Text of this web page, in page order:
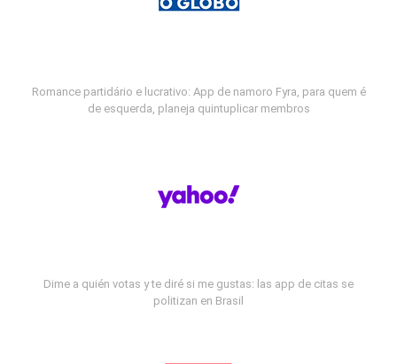
Romance partidário e lucrativo: App de namoro Fyra, para quem é
de esquerda, planeja quintuplicar membros
Dime a quién votas y te diré si me gustas: las app de citas se
politizan en Brasil